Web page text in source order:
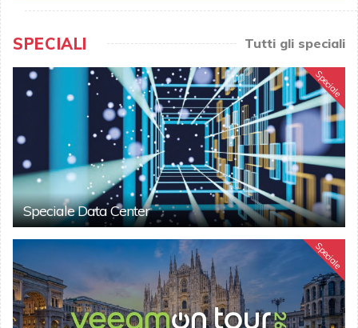
SPECIALI Tutti gli speciali
Speciale
Speciale Data Center
Speciale